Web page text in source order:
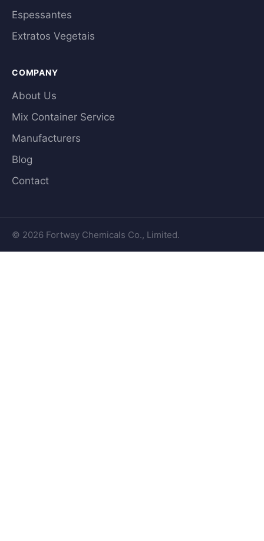
Espessantes
Extratos Vegetais
COMPANY
About Us
Mix Container Service
Manufacturers
Blog
Contact
© 2026 Fortway Chemicals Co., Limited.